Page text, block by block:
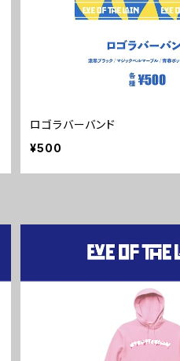
ロゴラバーバンド
¥500